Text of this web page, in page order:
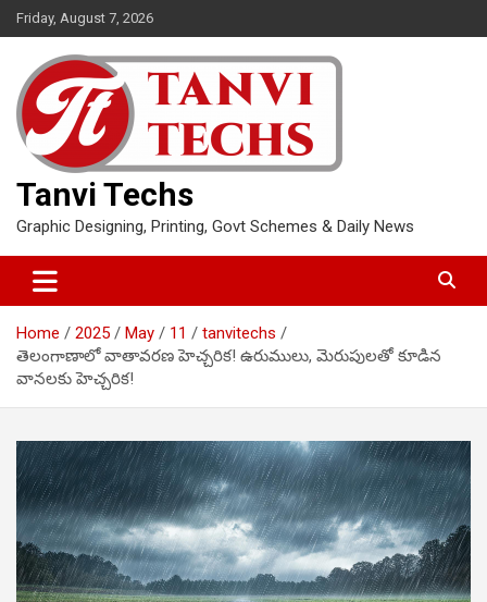
Skip
to
content
Friday, August 7, 2026
Tanvi Techs
Graphic Designing, Printing, Govt Schemes & Daily News
Home 2025 May 11
tanvitechs
తెలంగాణాలో వాతావరణ హెచ్చరిక! ఉరుములు, మెరుపులతో కూడిన
వానలకు హెచ్చరిక!